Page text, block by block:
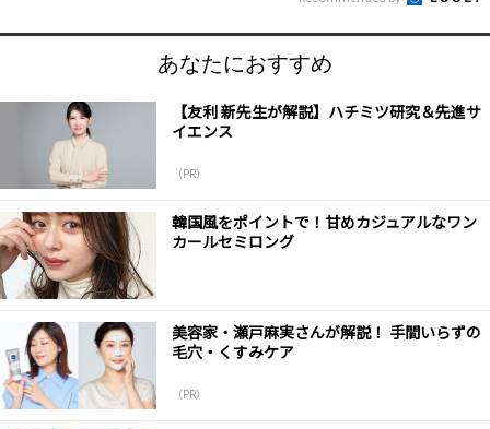
あなたにおすすめ
【友利 新先生が解説】ハチミツ研究＆先進サ
イエンス
（PR）
韓国風をポイントで！甘めカジュアルなワン
カールセミロング
美容家・瀬戸麻実さんが解説！ 手間いらずの
毛穴・くすみケア
（PR）